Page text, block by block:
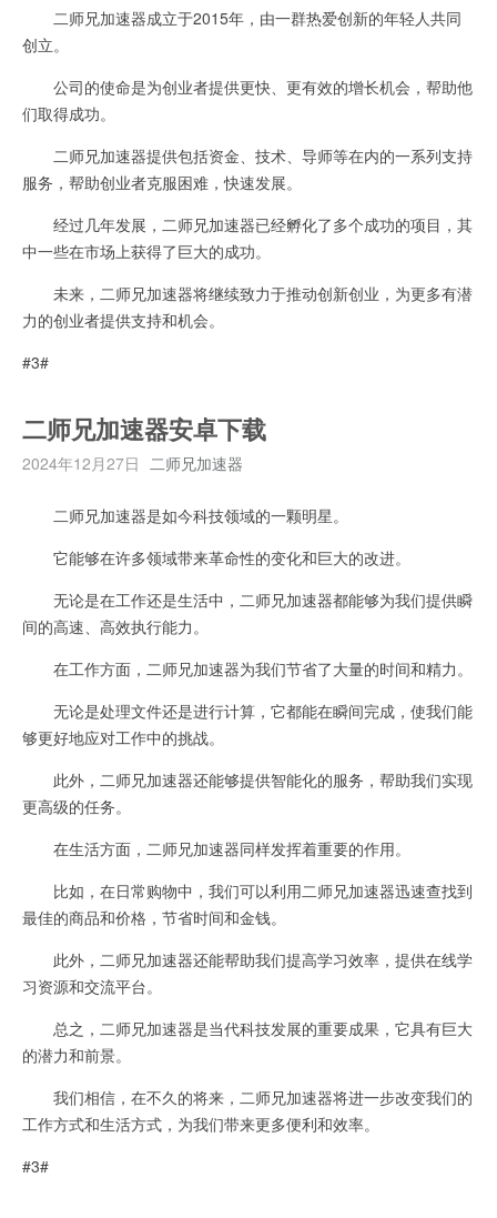
二师兄加速器成立于2015年，由一群热爱创新的年轻人共同
创立。
公司的使命是为创业者提供更快、更有效的增长机会，帮助他
们取得成功。
二师兄加速器提供包括资金、技术、导师等在内的一系列支持
服务，帮助创业者克服困难，快速发展。
经过几年发展，二师兄加速器已经孵化了多个成功的项目，其
中一些在市场上获得了巨大的成功。
未来，二师兄加速器将继续致力于推动创新创业，为更多有潜
力的创业者提供支持和机会。
#3#
二师兄加速器安卓下载
2024年12月27日 二师兄加速器
二师兄加速器是如今科技领域的一颗明星。
它能够在许多领域带来革命性的变化和巨大的改进。
无论是在工作还是生活中，二师兄加速器都能够为我们提供瞬
间的高速、高效执行能力。
在工作方面，二师兄加速器为我们节省了大量的时间和精力。
无论是处理文件还是进行计算，它都能在瞬间完成，使我们能
够更好地应对工作中的挑战。
此外，二师兄加速器还能够提供智能化的服务，帮助我们实现
更高级的任务。
在生活方面，二师兄加速器同样发挥着重要的作用。
比如，在日常购物中，我们可以利用二师兄加速器迅速查找到
最佳的商品和价格，节省时间和金钱。
此外，二师兄加速器还能帮助我们提高学习效率，提供在线学
习资源和交流平台。
总之，二师兄加速器是当代科技发展的重要成果，它具有巨大
的潜力和前景。
我们相信，在不久的将来，二师兄加速器将进一步改变我们的
工作方式和生活方式，为我们带来更多便利和效率。
#3#